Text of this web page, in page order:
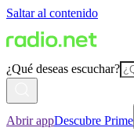
Saltar al contenido
¿Qué deseas escuchar?
Abrir appDescubre Prime